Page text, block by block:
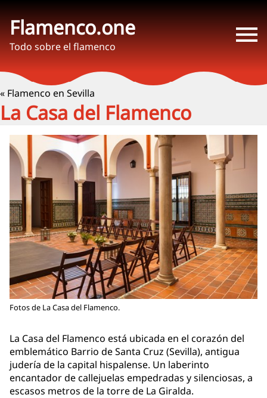
Flamenco.one
Todo sobre el flamenco
« Flamenco en Sevilla
La Casa del Flamenco
Fotos de La Casa del Flamenco.
La Casa del Flamenco está ubicada en el corazón del
emblemático Barrio de Santa Cruz (Sevilla), antigua
judería de la capital hispalense. Un laberinto
encantador de callejuelas empedradas y silenciosas, a
escasos metros de la torre de La Giralda.